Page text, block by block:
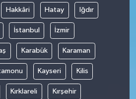
Hakkâri Hatay Iğdır
İstanbul İzmir
Karabük Karaman
Kayseri Kilis
Kırklareli Kırşehir